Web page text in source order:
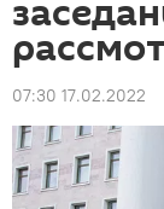
07:30 17.02.2022